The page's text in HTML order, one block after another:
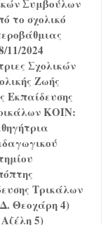
Συμβούλων
το σχολικό
11/2024
Σχολικών
Ζωής
Εκπαίδευσης
ΚΟΙΝ:
Τρικάλων
Θεοχάρη 4)
5)